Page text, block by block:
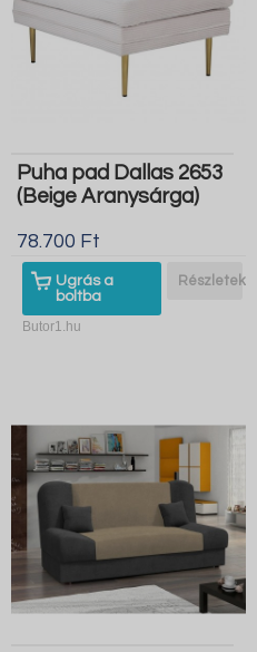
Puha pad Dallas 2653
(Beige Aranysárga)
78.700 Ft
Ugrás a
boltba
Részletek
Butor1.hu